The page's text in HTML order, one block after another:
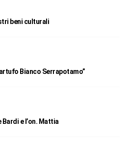
beni culturali
Bianco Serrapotamo”
e l’on. Mattia